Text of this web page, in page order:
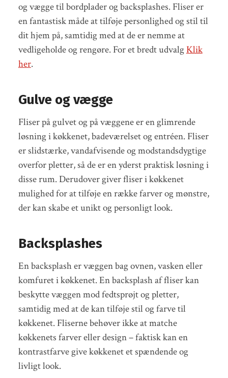
og vægge til bordplader og backsplashes. Fliser er
en fantastisk måde at tilføje personlighed og stil til
dit hjem på, samtidig med at de er nemme at
vedligeholde og rengøre. For et bredt udvalgKlik
her.
Gulve og vægge
Fliser på gulvet og på væggene er en glimrende
løsning i køkkenet, badeværelset og entréen. Fliser
er slidstærke, vandafvisende og modstandsdygtige
overfor pletter, så de er en yderst praktisk løsning i
disse rum. Derudover giver fliser i køkkenet
mulighed for at tilføje en række farver og mønstre,
der kan skabe et unikt og personligt look.
Backsplashes
En backsplash er væggen bag ovnen, vasken eller
komfuret i køkkenet. En backsplash af fliser kan
beskytte væggen mod fedtsprøjt og pletter,
samtidig med at de kan tilføje stil og farve til
køkkenet. Fliserne behøver ikke at matche
køkkenets farver eller design – faktisk kan en
kontrastfarve give køkkenet et spændende og
livligt look.